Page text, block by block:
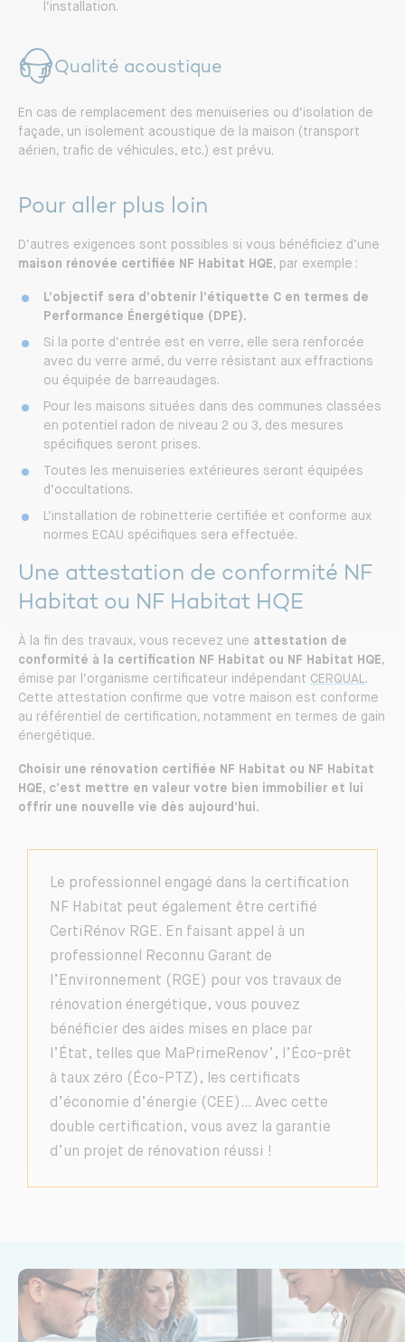
l’installation.
Qualité acoustique
En cas de remplacement des menuiseries ou d’isolation de
façade, un isolement acoustique de la maison (transport
aérien, trafic de véhicules, etc.) est prévu.
Pour aller plus loin
D’autres exigences sont possibles si vous bénéficiez d’une
maison rénovée certifiée NF Habitat HQE, par exemple :
L’objectif sera d’obtenir l’étiquette C en termes de
Performance Énergétique (DPE).
Si la porte d’entrée est en verre, elle sera renforcée
avec du verre armé, du verre résistant aux effractions
ou équipée de barreaudages.
Pour les maisons situées dans des communes classées
en potentiel radon de niveau 2 ou 3, des mesures
spécifiques seront prises.
Toutes les menuiseries extérieures seront équipées
d’occultations.
L’installation de robinetterie certifiée et conforme aux
normes ECAU spécifiques sera effectuée.
Une attestation de conformité NF
Habitat ou NF Habitat HQE
À la fin des travaux, vous recevez une attestation de
conformité à la certification NF Habitat ou NF Habitat HQE,
émise par l’organisme certificateur indépendant CERQUAL.
Cette attestation confirme que votre maison est conforme
au référentiel de certification, notamment en termes de gain
énergétique.
Choisir une rénovation certifiée NF Habitat ou NF Habitat
HQE, c’est mettre en valeur votre bien immobilier et lui
offrir une nouvelle vie dès aujourd’hui.
Le professionnel engagé dans la certification
NF Habitat peut également être certifié
CertiRénov RGE. En faisant appel à un
professionnel Reconnu Garant de
l’Environnement (RGE) pour vos travaux de
rénovation énergétique, vous pouvez
bénéficier des aides mises en place par
l’État, telles que MaPrimeRenov’, l’Éco-prêt
à taux zéro (Éco-PTZ), les certificats
d’économie d’énergie (CEE)… Avec cette
double certification, vous avez la garantie
d’un projet de rénovation réussi !